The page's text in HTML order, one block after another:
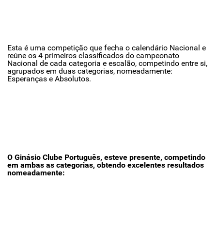
Esta é uma competição que fecha o calendário Nacional e
reúne os 4 primeiros classificados do campeonato
Nacional de cada categoria e escalão, competindo entre si,
agrupados em duas categorias, nomeadamente:
Esperanças e Absolutos.
O Ginásio Clube Português, esteve presente, competindo
em ambas as categorias, obtendo excelentes resultados
nomeadamente: